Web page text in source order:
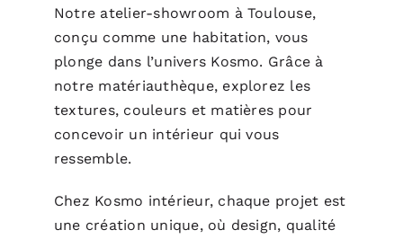
Notre atelier-showroom à Toulouse,
conçu comme une habitation, vous
plonge dans l’univers Kosmo. Grâce à
notre matériauthèque, explorez les
textures, couleurs et matières pour
concevoir un intérieur qui vous
ressemble.
Chez Kosmo intérieur, chaque projet est
une création unique, où design, qualité